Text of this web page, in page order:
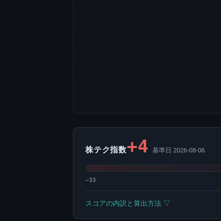
株テク指数+4 基準日 2026-08-06
−33
スコアの内訳と算出方法 ▽